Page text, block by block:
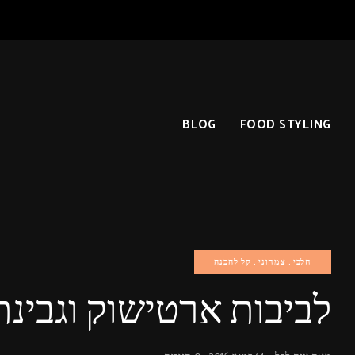
FOOD STYLING
BLOG
חלבי צמחוני קל להכנה
לביבות ארטישוק